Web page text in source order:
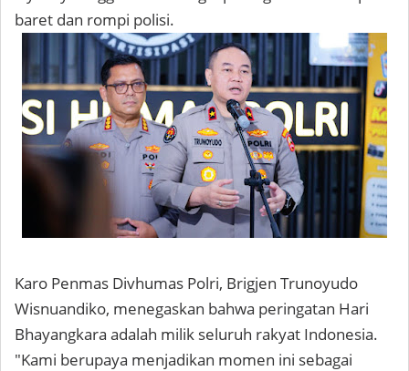
baret dan rompi polisi.
Karo Penmas Divhumas Polri, Brigjen Trunoyudo
Wisnuandiko, menegaskan bahwa peringatan Hari
Bhayangkara adalah milik seluruh rakyat Indonesia.
"Kami berupaya menjadikan momen ini sebagai